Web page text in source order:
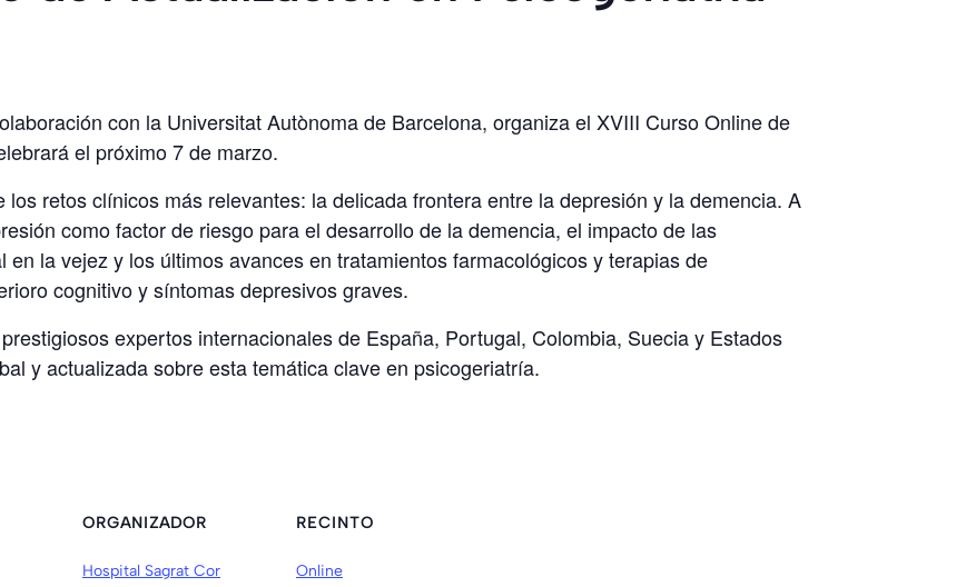
con la Universitat Autònoma de Barcelona, organiza el XVIII Curso Online de
el próximo 7 de marzo.
retos clínicos más relevantes: la delicada frontera entre la depresión y la demencia. A
como factor de riesgo para el desarrollo de la demencia, el impacto de las
la vejez y los últimos avances en tratamientos farmacológicos y terapias de
cognitivo y síntomas depresivos graves.
expertos internacionales de España, Portugal, Colombia, Suecia y Estados
y actualizada sobre esta temática clave en psicogeriatría.
ORGANIZADOR
Hospital Sagrat Cor
RECINTO
Online